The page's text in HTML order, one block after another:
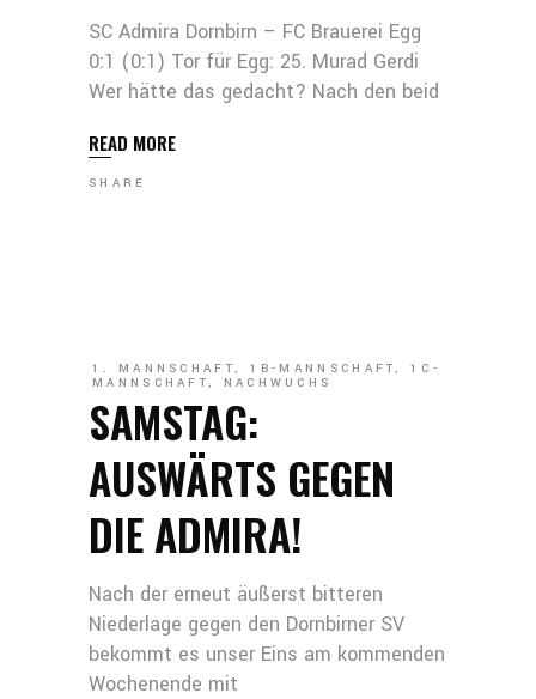
SC Admira Dornbirn – FC Brauerei Egg
0:1 (0:1) Tor für Egg: 25. Murad Gerdi
Wer hätte das gedacht? Nach den beid
READ MORE
SHARE
1. MANNSCHAFT , 1B-MANNSCHAFT ,1C-
MANNSCHAFT , NACHWUCHS
SAMSTAG:
AUSWÄRTS GEGEN
DIE ADMIRA!
Nach der erneut äußerst bitteren
Niederlage gegen den Dornbirner SV
bekommt es unser Eins am kommenden
Wochenende mit